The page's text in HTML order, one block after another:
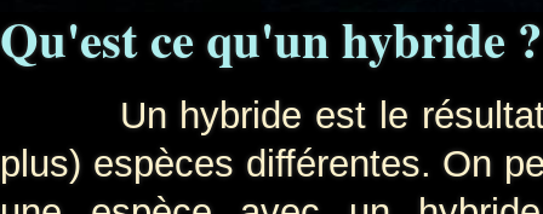
Qu'est ce qu'un hybride ?
Un hybride est le résultat
plus) espèces différentes. On